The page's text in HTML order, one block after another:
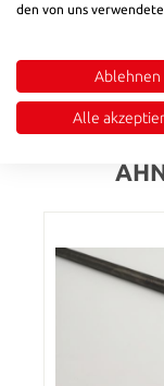
Bewertungen
den von uns
Ablehnen
Alle